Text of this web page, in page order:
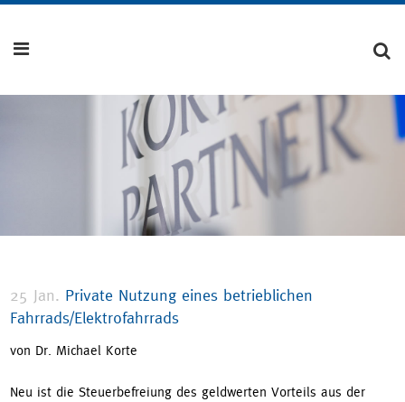
25 Jan. Private Nutzung eines betrieblichen
Fahrrads/Elektrofahrrads
von Dr. Michael Korte
Neu ist die Steuerbefreiung des geldwerten Vorteils aus der